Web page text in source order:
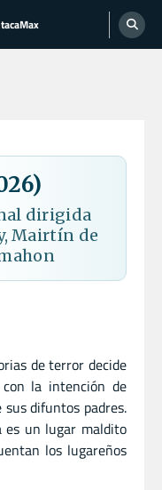
dirigida
Mairtín de
de terror decide
la intención de
sus difuntos padres.
es un lugar maldito
los lugareños